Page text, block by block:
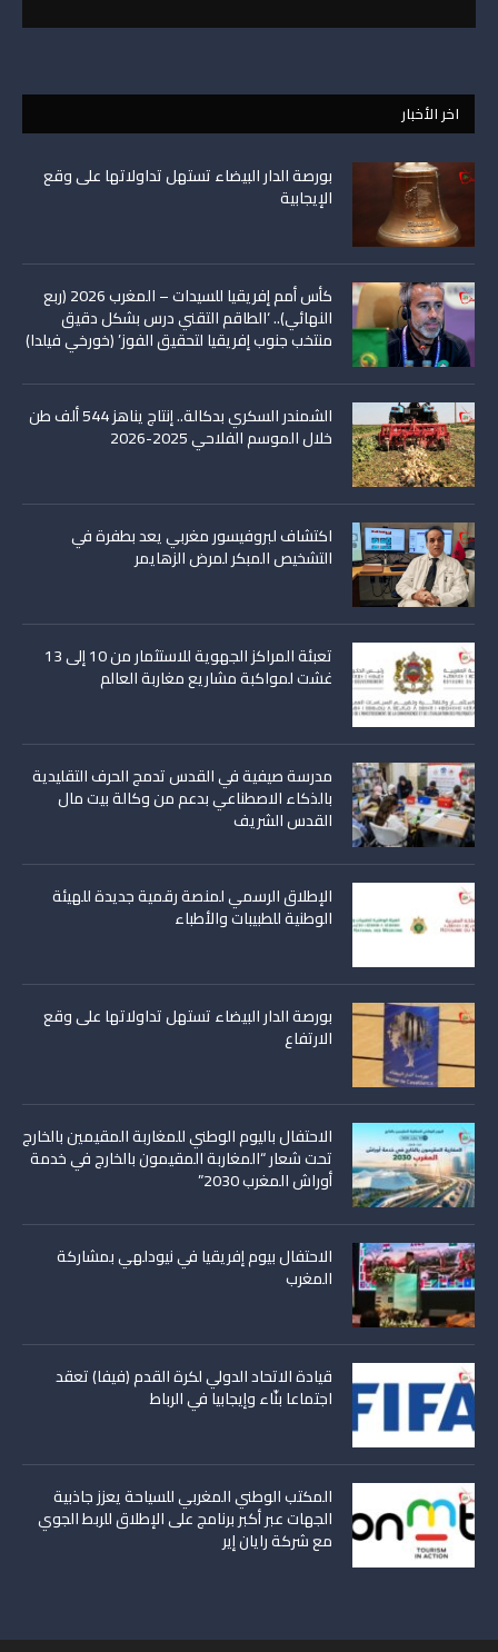
اخر الأخبار
بورصة الدار البيضاء تستهل تداولاتها على وقع
الإيجابية
كأس أمم إفريقيا للسيدات – المغرب 2026 (ربع
النهائي).. ‘الطاقم التقني درس بشكل دقيق
منتخب جنوب إفريقيا لتحقيق الفوز’ (خورخي فيلدا)
الشمندر السكري بدكالة.. إنتاج يناهز 544 ألف طن
خلال الموسم الفلاحي 2025-2026
اكتشاف لبروفيسور مغربي يعد بطفرة في
التشخيص المبكر لمرض الزهايمر
تعبئة المراكز الجهوية للاستثمار من 10 إلى 13
غشت لمواكبة مشاريع مغاربة العالم
مدرسة صيفية في القدس تدمج الحرف التقليدية
بالذكاء الاصطناعي بدعم من وكالة بيت مال
القدس الشريف
الإطلاق الرسمي لمنصة رقمية جديدة للهيئة
الوطنية للطبيبات والأطباء
بورصة الدار البيضاء تستهل تداولاتها على وقع
الارتفاع
الاحتفال باليوم الوطني للمغاربة المقيمين بالخارج
تحت شعار “المغاربة المقيمون بالخارج في خدمة
أوراش المغرب 2030”
الاحتفال بيوم إفريقيا في نيودلهي بمشاركة
المغرب
قيادة الاتحاد الدولي لكرة القدم (فيفا) تعقد
اجتماعا بنّاء وإيجابيا في الرباط
المكتب الوطني المغربي للسياحة يعزز جاذبية
الجهات عبر أكبر برنامج على الإطلاق للربط الجوي
مع شركة رايان إير